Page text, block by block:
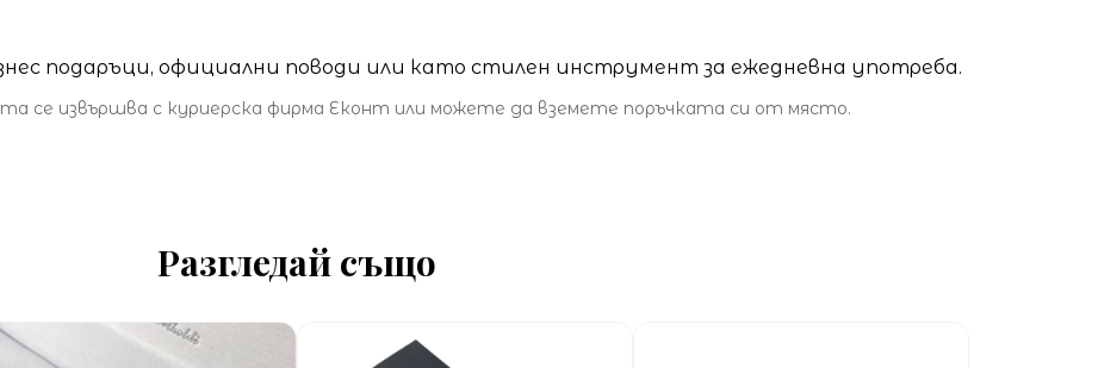
подаръци, официални поводи или като стилен инструмент за ежедневна употреба.
се извършва с куриерска фирма Еконт или можете да вземете поръчката си от място.
Разгледай също